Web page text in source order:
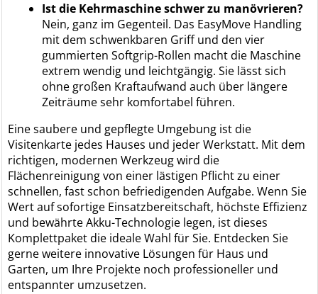
Ist die Kehrmaschine schwer zu manövrieren?
Nein, ganz im Gegenteil. Das EasyMove Handling
mit dem schwenkbaren Griff und den vier
gummierten Softgrip-Rollen macht die Maschine
extrem wendig und leichtgängig. Sie lässt sich
ohne großen Kraftaufwand auch über längere
Zeiträume sehr komfortabel führen.
Eine saubere und gepflegte Umgebung ist die
Visitenkarte jedes Hauses und jeder Werkstatt. Mit dem
richtigen, modernen Werkzeug wird die
Flächenreinigung von einer lästigen Pflicht zu einer
schnellen, fast schon befriedigenden Aufgabe. Wenn Sie
Wert auf sofortige Einsatzbereitschaft, höchste Effizienz
und bewährte Akku-Technologie legen, ist dieses
Komplettpaket die ideale Wahl für Sie. Entdecken Sie
gerne weitere innovative Lösungen für Haus und
Garten, um Ihre Projekte noch professioneller und
entspannter umzusetzen.